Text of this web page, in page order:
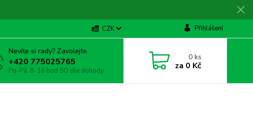
CZK Přihlášení
Nevíte si rady? Zavolejte.
+420 775025765
Po-Pá, 8-16 hod SO dle dohody
0ks
za 0 Kč